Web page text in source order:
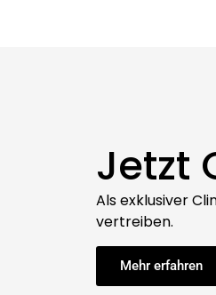
Jetzt
Als exklusiver
vertreiben.
Mehr erfahren